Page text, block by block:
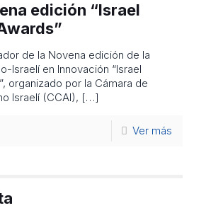
edición “Israel
de la Novena edición de la
Israelí en Innovación “Israel
organizado por la Cámara de
Israelí (CCAI), […]
Ver más